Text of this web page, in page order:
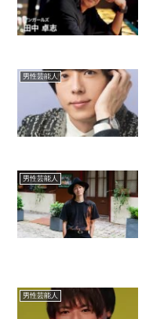
男性芸能人
男性芸能人
男性芸能人